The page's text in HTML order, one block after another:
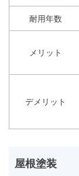
耐用年数
メリット
デメリット
屋根塗装